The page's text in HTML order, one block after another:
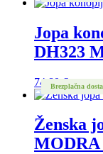
Jopa
DH323
74,80€
Brezplačna
Ženska
MODRA